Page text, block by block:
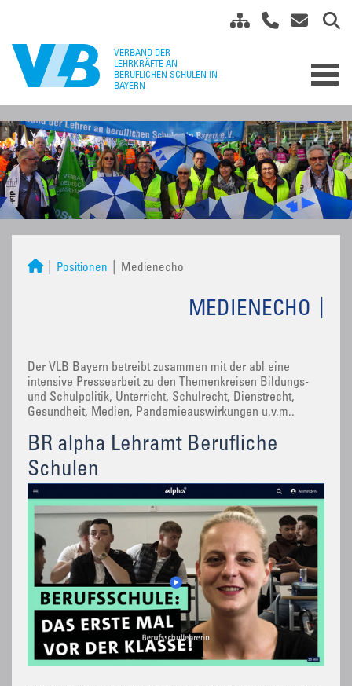
Positionen Medienecho
MEDIENECHO
Der VLB Bayern betreibt zusammen mit der abl eine
intensive Pressearbeit zu den Themenkreisen Bildungs-
und Schulpolitik, Unterricht, Schulrecht, Dienstrecht,
Gesundheit, Medien, Pandemieauswirkungen u.v.m..
BR alpha Lehramt Berufliche
Schulen